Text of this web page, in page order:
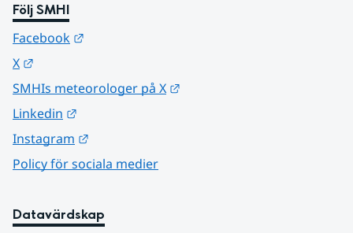
Följ SMHI
Facebook
X
SMHIs meteorologer på X
Linkedin
Instagram
Policy för sociala medier
Datavärdskap